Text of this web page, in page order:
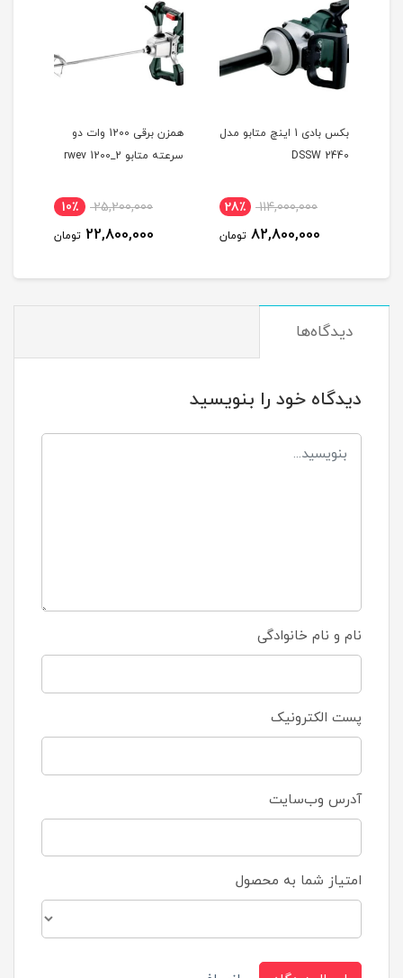
بکس بادی 1 اینچ متابو مدل
DSSW 2440
114,000,000 28٪
82,800,000 تومان
همزن برقی 1200 وات دو
سرعته متابو rwev 1200_2
25,200,000 10٪
22,800,000 تومان
دیدگاه‌ها
دیدگاه خود را بنویسید
نام و نام خانوادگی
پست الکترونیک
آدرس وب‌سایت
امتیاز شما به محصول